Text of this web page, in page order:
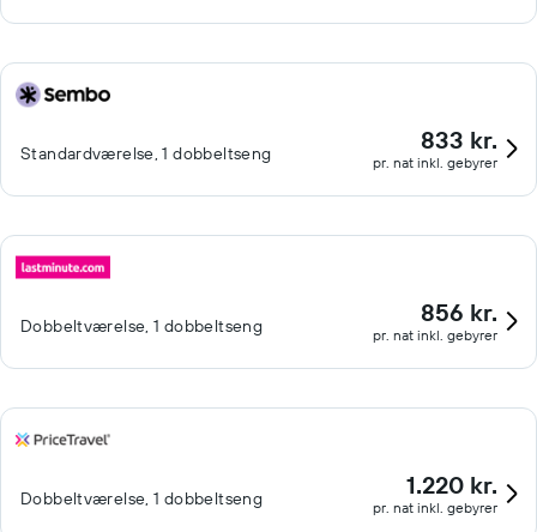
Standardværelse, 1 dobbeltseng 833 kr.
pr. nat inkl. gebyrer
Dobbeltværelse, 1 dobbeltseng 856 kr.
pr. nat inkl. gebyrer
Dobbeltværelse, 1 dobbeltseng 1.220 kr.
pr. nat inkl. gebyrer